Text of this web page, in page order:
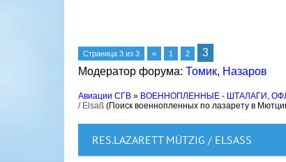
Страница 3 из 3 « 1 2
3
Модератор форума: Томик, Назаров
Авиации СГВ » ВОЕННОПЛЕННЫЕ - ШТАЛАГИ,
/ Elsaß (Поиск военнопленных по лазарету в
RES.LAZARETT MÜTZIG / ELSASS